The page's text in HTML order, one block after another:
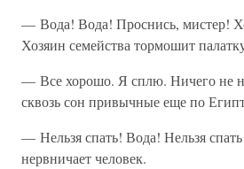
— Вода! Вода! Проснись, мистер!
Хозяин семейства тормошит
— Все хорошо. Я сплю. Ничего не
сквозь сон привычные еще по
— Нельзя спать! Вода! Нельзя
нервничает человек.